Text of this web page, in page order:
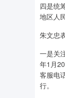
四是统
地区人
朱文忠
一是关
年1月
客服电
行。